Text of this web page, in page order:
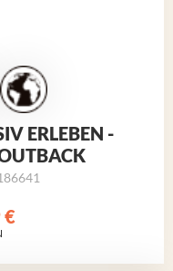
ERLEBEN -
€